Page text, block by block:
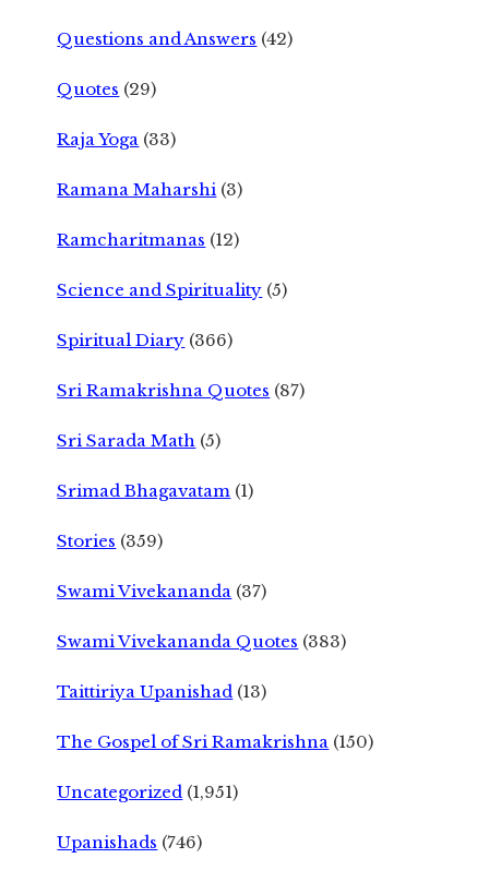
Questions and Answers (42)
Quotes (29)
Raja Yoga (33)
Ramana Maharshi (3)
Ramcharitmanas (12)
Science and Spirituality (5)
Spiritual Diary (366)
Sri Ramakrishna Quotes (87)
Sri Sarada Math (5)
Srimad Bhagavatam (1)
Stories (359)
Swami Vivekananda (37)
Swami Vivekananda Quotes (383)
Taittiriya Upanishad (13)
The Gospel of Sri Ramakrishna (150)
Uncategorized (1,951)
Upanishads (746)